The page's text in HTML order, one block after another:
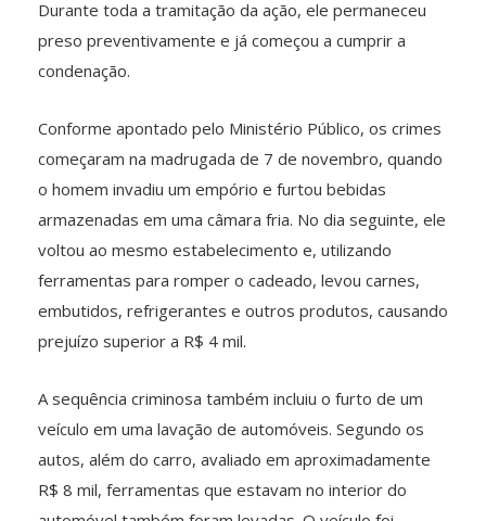
Durante toda a tramitação da ação, ele permaneceu
preso preventivamente e já começou a cumprir a
condenação.
Conforme apontado pelo Ministério Público, os crimes
começaram na madrugada de 7 de novembro, quando
o homem invadiu um empório e furtou bebidas
armazenadas em uma câmara fria. No dia seguinte, ele
voltou ao mesmo estabelecimento e, utilizando
ferramentas para romper o cadeado, levou carnes,
embutidos, refrigerantes e outros produtos, causando
prejuízo superior a R$ 4 mil.
A sequência criminosa também incluiu o furto de um
veículo em uma lavação de automóveis. Segundo os
autos, além do carro, avaliado em aproximadamente
R$ 8 mil, ferramentas que estavam no interior do